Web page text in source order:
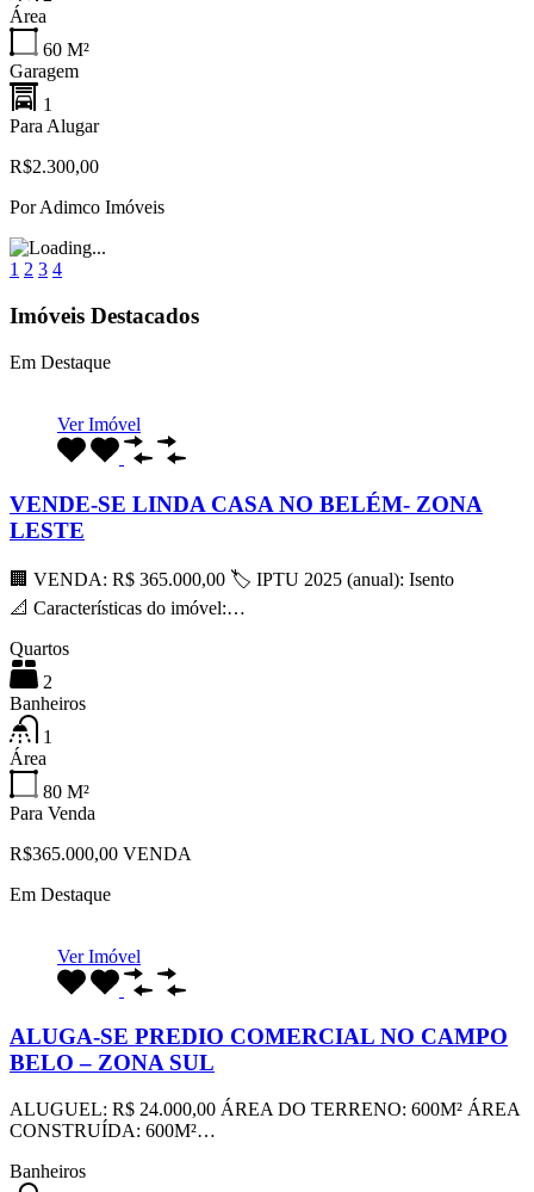
Área
60 M²
Garagem
1
Para Alugar
R$2.300,00
PorAdimco Imóveis
1 2 3 4
Imóveis Destacados
Em Destaque
Ver Imóvel
VENDE-SE LINDA CASA NO BELÉM- ZONA
LESTE
🏢 VENDA: R$ 365.000,00 🏷 IPTU 2025 (anual): Isento
📐 Características do imóvel:…
Quartos
2
Banheiros
1
Área
80 M²
Para Venda
R$365.000,00 VENDA
Em Destaque
Ver Imóvel
ALUGA-SE PREDIO COMERCIAL NO CAMPO
BELO – ZONA SUL
ALUGUEL: R$ 24.000,00 ÁREA DO TERRENO: 600M² ÁREA
CONSTRUÍDA: 600M²…
Banheiros